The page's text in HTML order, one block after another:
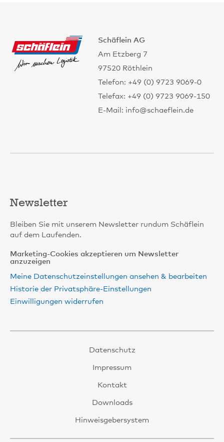
Schäflein AG
Am Etzberg 7
97520 Röthlein
Telefon: +49 (0) 9723 9069-0
Telefax: +49 (0) 9723 9069-150
E-Mail: info@schaeflein.de
Newsletter
Bleiben Sie mit unserem Newsletter rundum Schäflein
auf dem Laufenden.
Marketing-Cookies akzeptieren um Newsletter
anzuzeigen
Meine Datenschutzeinstellungen ansehen & bearbeiten
Historie der Privatsphäre-Einstellungen
Einwilligungen widerrufen
Datenschutz
Impressum
Kontakt
Downloads
Hinweisgebersystem